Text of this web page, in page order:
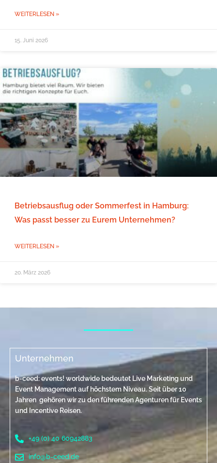
WEITERLESEN »
15. Juni 2026
Betriebsausflug oder Sommerfest in Hamburg:
Was passt besser zu Eurem Unternehmen?
WEITERLESEN »
20. März 2026
Unternehmen
b-ceed: events! worldwide bedeutet Live Marketing und
Event Management auf höchstem Niveau. Seit über 10
Jahren gehören wir zu den führenden Agenturen für Events
und Incentive Reisen.
+49 (0) 40 60942883
info@b-ceed.de